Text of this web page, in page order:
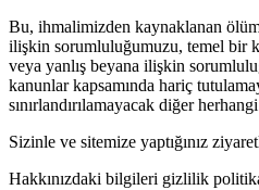
Bu, ihmalimizden kaynaklanan
ilişkin sorumluluğumuzu, temel bir
veya yanlış beyana ilişkin
kanunlar kapsamında hariç
sınırlandırılamayacak diğer
Sizinle ve sitemize yaptığınız
Hakkınızdaki bilgileri gizlilik